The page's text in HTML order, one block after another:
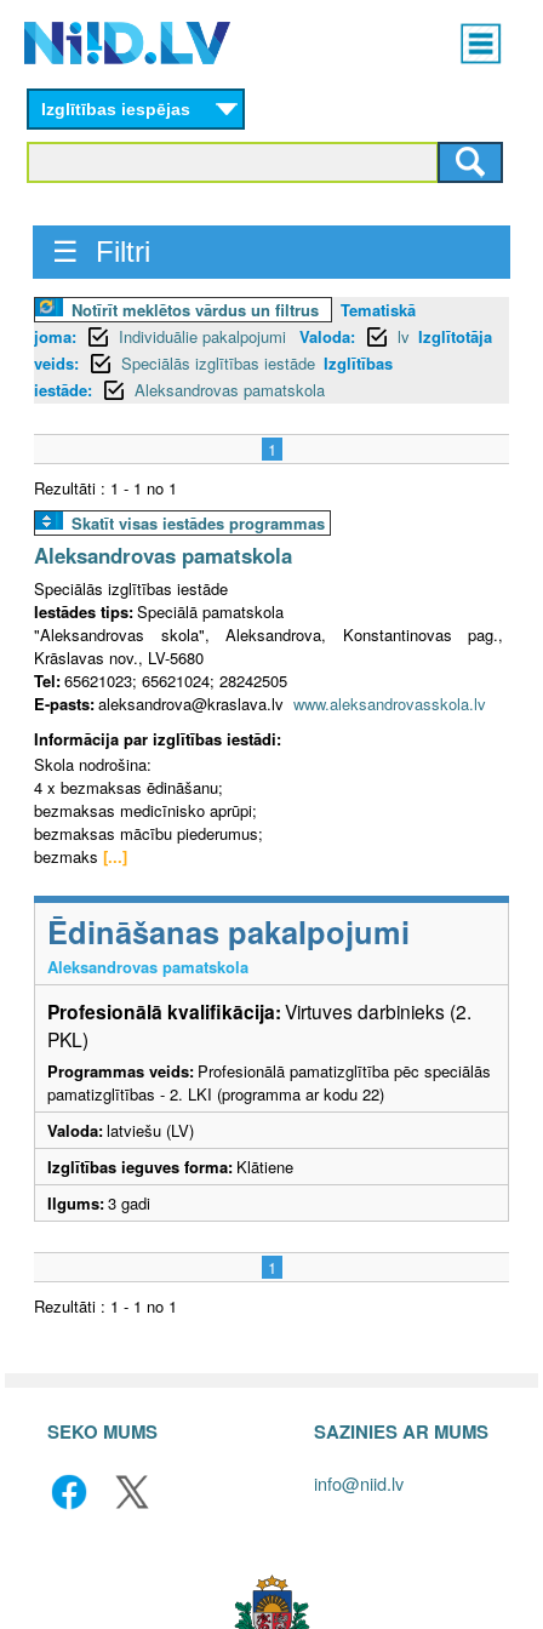
content
Main
menu
Izglītības iespējas
☰ Filtri
Notīrīt meklētos vārdus un filtrus
Tematiskā
joma:
Individuālie pakalpojumi Valoda: lv Izglītotāja
veids:
Speciālās izglītības iestāde Izglītības
iestāde:
Aleksandrovas pamatskola
1
Rezultāti : 1 - 1 no 1
Skatīt visas iestādes programmas
Aleksandrovas pamatskola
Speciālās izglītības iestāde
Iestādes tips:Speciālā pamatskola
"Aleksandrovas skola", Aleksandrova, Konstantinovas pag.,
Krāslavas nov., LV-5680
Tel:65621023; 65621024; 28242505
E-pasts:aleksandrova@kraslava.lv www.aleksandrovasskola.lv
Informācija par izglītības iestādi:
Skola nodrošina:
4 x bezmaksas ēdināšanu;
bezmaksas medicīnisko aprūpi;
bezmaksas mācību piederumus;
bezmaks [...]
Ēdināšanas pakalpojumi
Aleksandrovas pamatskola
Profesionālā kvalifikācija:Virtuves darbinieks (2.
PKL)
Programmas veids: Profesionālā pamatizglītība pēc speciālās
pamatizglītības - 2. LKI (programma ar kodu 22)
Valoda:latviešu (LV)
Izglītības ieguves forma: Klātiene
Ilgums:3 gadi
1
Rezultāti : 1 - 1 no 1
SEKO MUMS SAZINIES AR MUMS
info@niid.lv